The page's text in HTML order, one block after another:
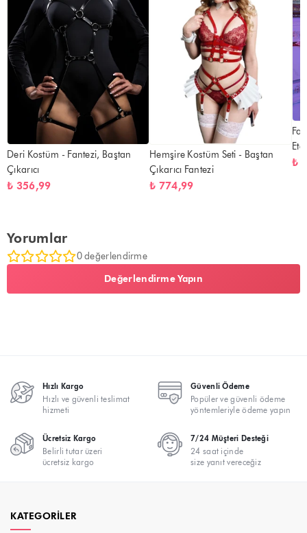
Deri Kostüm - Fantezi, Baştan
Çıkarıcı
₺ 356,99
Hemşire Kostüm Seti - Baştan
Çıkarıcı Fantezi
₺ 774,99
₺
Yorumlar
0 değerlendirme
Değerlendirme Yapın
Hızlı Kargo
Hızlı ve güvenli teslimat
hizmeti
Güvenli Ödeme
Popüler ve güvenli ödeme
yöntemleriyle ödeme yapın
Ücretsiz Kargo
Belirli tutar üzeri
ücretsiz kargo
7/24 Müşteri Desteği
24 saat içinde
size yanıt vereceğiz
KATEGORILER